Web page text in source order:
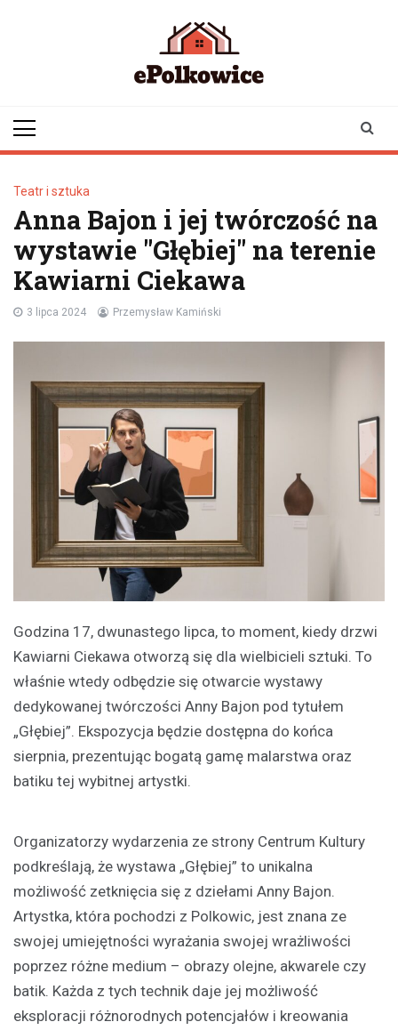
Teatr i sztuka
Anna Bajon i jej twórczość na
wystawie "Głębiej" na terenie
Kawiarni Ciekawa
3 lipca 2024 Przemysław Kamiński
Godzina 17, dwunastego lipca, to moment, kiedy drzwi
Kawiarni Ciekawa otworzą się dla wielbicieli sztuki. To
właśnie wtedy odbędzie się otwarcie wystawy
dedykowanej twórczości Anny Bajon pod tytułem
„Głębiej”. Ekspozycja będzie dostępna do końca
sierpnia, prezentując bogatą gamę malarstwa oraz
batiku tej wybitnej artystki.
Organizatorzy wydarzenia ze strony Centrum Kultury
podkreślają, że wystawa „Głębiej” to unikalna
możliwość zetknięcia się z dziełami Anny Bajon.
Artystka, która pochodzi z Polkowic, jest znana ze
swojej umiejętności wyrażania swojej wrażliwości
poprzez różne medium – obrazy olejne, akwarele czy
batik. Każda z tych technik daje jej możliwość
eksploracji różnorodnych potencjałów i kreowania